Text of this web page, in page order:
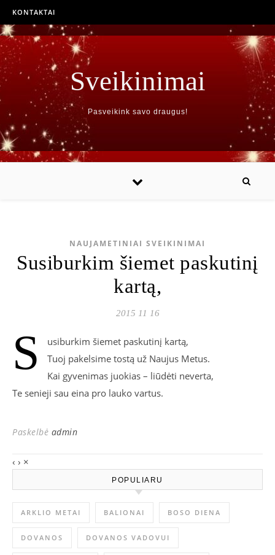
KONTAKTAI
Sveikinimai
Pasveikink savo draugus!
NAUJAMETINIAI SVEIKINIMAI
Susiburkim šiemet paskutinį
kartą,
2015 11 16
S
usiburkim šiemet paskutinį kartą,
Tuoj pakelsime tostą už Naujus Metus.
Kai gyvenimas juokias – liūdėti neverta,
Te senieji sau eina pro lauko vartus.
Paskelbė admin
‹ › ×
POPULIARU
ARKLIO METAI BALIONAI BOSO DIENA
DOVANOS DOVANOS VADOVUI